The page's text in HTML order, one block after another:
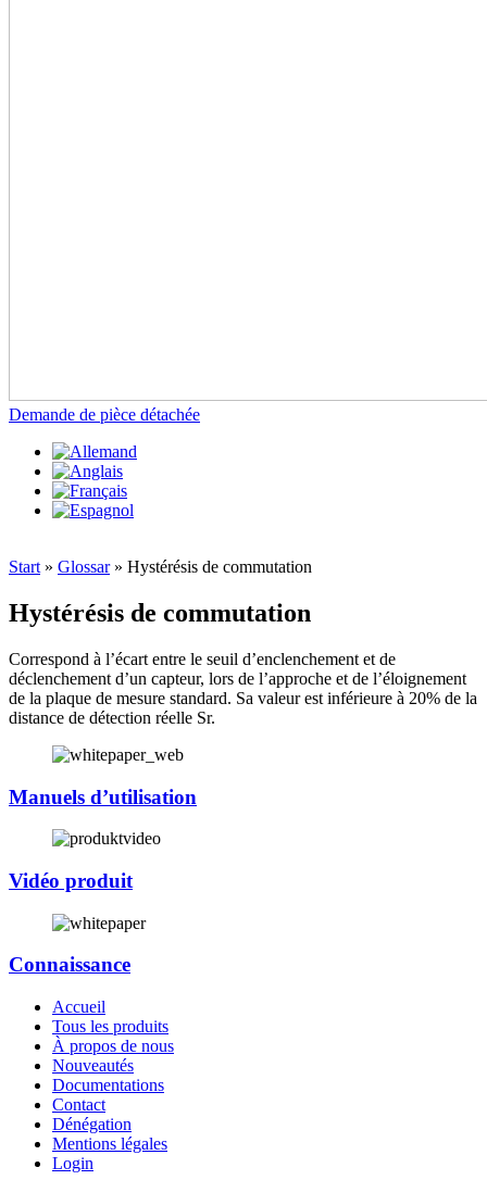
Demande de pièce détachée
Start » Glossar» Hystérésis de commutation
Hystérésis de commutation
Correspond à l’écart entre le seuil d’enclenchement et de
déclenchement d’un capteur, lors de l’approche et de l’éloignement
de la plaque de mesure standard. Sa valeur est inférieure à 20% de la
distance de détection réelle Sr.
Manuels d’utilisation
Vidéo produit
Connaissance
Accueil
Tous les produits
À propos de nous
Nouveautés
Documentations
Contact
Dénégation
Mentions légales
Login